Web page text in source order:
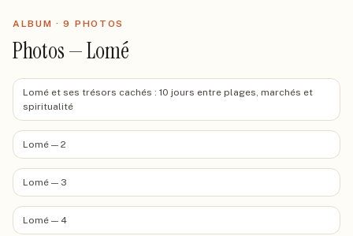
ALBUM ·9 PHOTOS
Photos — Lomé
Lomé et ses trésors cachés : 10 jours entre plages, marchés et
spiritualité
Lomé — 2
Lomé — 3
Lomé — 4